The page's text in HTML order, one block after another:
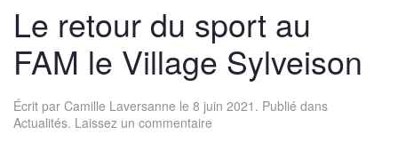
Le retour du sport au
FAM le Village Sylveison
Écrit par Camille Laversanne le 8 juin 2021 . Publié dans
Actualités. Laissez un commentaire